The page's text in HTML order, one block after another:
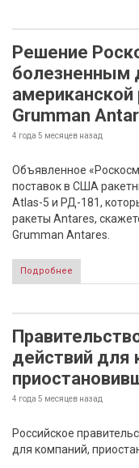
Решение
болезненным
Grumman
4 года 5 месяцев назад
Объявленное
поставок в США
Atlas-5 и РД-181,
ракеты Antares,
Grumman Antares.
Подробнее
действий для
4 года 5 месяцев назад
Российское
для компаний,